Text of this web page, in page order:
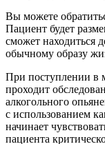
Вы можете
Пациент будет
сможет находиться
обычному образу
При поступлении в
проходит
алкогольного
с использованием
начинает
пациента